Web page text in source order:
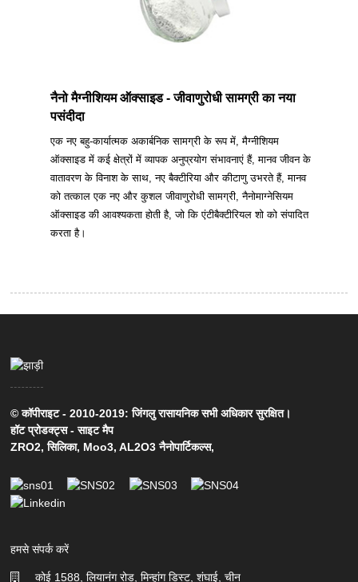
नैनो मैग्नीशियम ऑक्साइड - जीवाणुरोधी सामग्री का नया
पसंदीदा
एक नए बहु-कार्यात्मक अकार्बनिक सामग्री के रूप में, मैग्नीशियम
ऑक्साइड में कई क्षेत्रों में व्यापक अनुप्रयोग संभावनाएं हैं, मानव जीवन के
वातावरण के विनाश के साथ, नए बैक्टीरिया और कीटाणु उभरते हैं, मानव
को तत्काल एक नए और कुशल जीवाणुरोधी सामग्री, नैनोमाग्नेसियम
ऑक्साइड की आवश्यकता होती है, जो कि एंटीबैक्टीरियल शो को संपादित
करता है।
© कॉपीराइट - 2010-2019: जिंगलु रासायनिक सभी अधिकार सुरक्षित।
हॉट प्रोडक्ट्स-साइट मैप
ZRO2,सिलिका, Moo3,AL2O3 नैनोपार्टिकल्स,
हमसे संपर्क करें
कोई 1588, लियानंग रोड, मिन्हांग डिस्ट, शंघाई, चीन